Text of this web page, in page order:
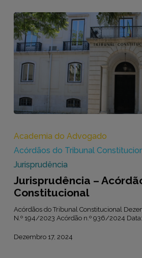
Acórdãos
Tribunal
Constitucional
Academia do Advogado
Acórdãos do Tribunal
Jurisprudência
Jurisprudência –
Constitucional
Acórdãos do Tribunal Constitucional
N.º 194/2023 Acórdão n.º 936/2024 Data:
Dezembro 17, 2024